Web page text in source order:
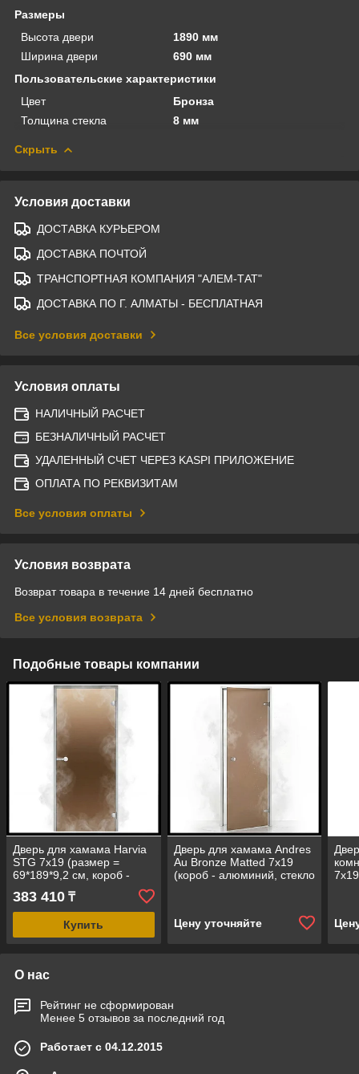
Размеры
Высота двери
1890 мм
Ширина двери
690 мм
Пользовательские характеристики
Цвет
Бронза
Толщина стекла
8 мм
Скрыть
Условия доставки
ДОСТАВКА КУРЬЕРОМ
ДОСТАВКА ПОЧТОЙ
ТРАНСПОРТНАЯ КОМПАНИЯ "АЛЕМ-ТАТ"
ДОСТАВКА ПО Г. АЛМАТЫ - БЕСПЛАТНАЯ
Все условия доставки
Условия оплаты
НАЛИЧНЫЙ РАСЧЕТ
БЕЗНАЛИЧНЫЙ РАСЧЕТ
УДАЛЕННЫЙ СЧЕТ ЧЕРЕЗ KASPI ПРИЛОЖЕНИЕ
ОПЛАТА ПО РЕКВИЗИТАМ
Все условия оплаты
Условия возврата
Возврат товара в течение 14 дней бесплатно
Все условия возврата
Подобные товары компании
Дверь для хамама Harvia
STG 7х19 (размер =
69*189*9,2 см, короб -
алюминий, стекло -
бронза, без порога)
383 410 ₸
Купить
Дверь для хамама Andres
Au Bronze Matted 7х19
(короб - алюминий, стекло
Цену уточняйте
О нас
Рейтинг не сформирован
Менее 5 отзывов за последний год
Работает с 04.12.2015